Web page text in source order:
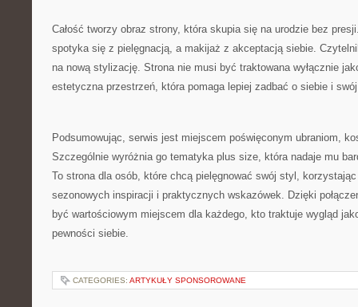
Całość tworzy obraz strony, która skupia się na urodzie bez
spotyka się z pielęgnacją, a makijaż z akceptacją siebie.
na nową stylizację. Strona nie musi być traktowana wyłącznie
estetyczna przestrzeń, która pomaga lepiej zadbać o siebie i
Podsumowując, serwis jest miejscem poświęconym ubraniom,
Szczególnie wyróżnia go tematyka plus size, która nadaje mu
To strona dla osób, które chcą pielęgnować swój styl,
sezonowych inspiracji i praktycznych wskazówek. Dzięki
być wartościowym miejscem dla każdego, kto traktuje wygląd
pewności siebie.
CATEGORIES: ARTYKUŁY SPONSOROWANE